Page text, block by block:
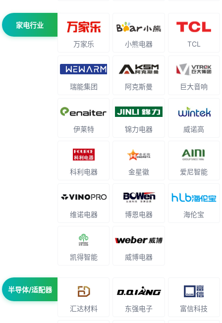
家电行业
万家乐 小熊电器 TCL
瑞能集团 阿克斯曼 巨大音响
伊莱特 锦力电器 威诺高
科利电器 金星徽 爱尼智能
维诺电器 博恩电器 海伦宝
凯得智能 威博电器
半导体/适配器
汇达材料 东强电子 富信科技